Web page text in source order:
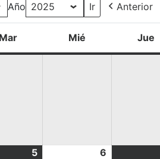
Año Anterior
Mar Mié Jue
5 6